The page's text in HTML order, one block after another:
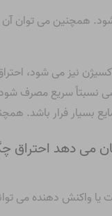
همچنین می توان آن
نیز می شود،
نسبتاً سریع مصرف
بسیار فرار باشد.
واکنش دهنده می